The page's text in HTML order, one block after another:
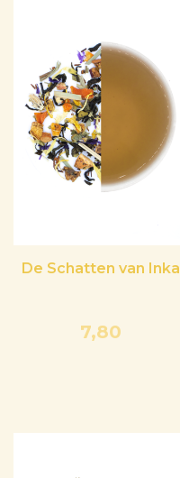
De Schatten van Inka
7,80